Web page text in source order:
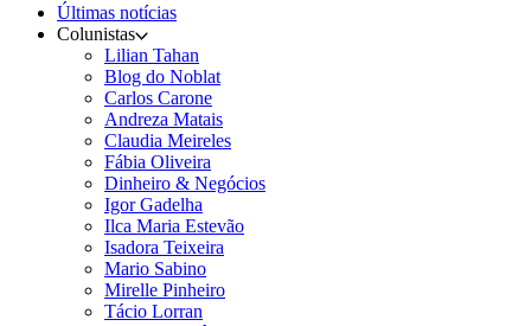
Últimas notícias
Colunistas
Lilian Tahan
Blog do Noblat
Carlos Carone
Andreza Matais
Claudia Meireles
Fábia Oliveira
Dinheiro & Negócios
Igor Gadelha
Ilca Maria Estevão
Isadora Teixeira
Mario Sabino
Mirelle Pinheiro
Tácio Lorran